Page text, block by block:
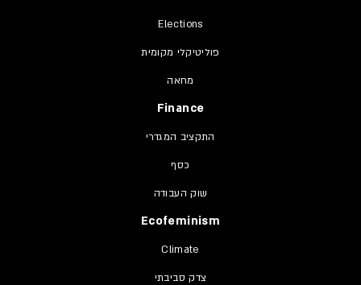
Elections
פוליטיקלי מקומית
מחאה
Finance
התקציב המגדרי
כסף
שוק העבודה
Ecofeminism
Climate
צדק סביבתי